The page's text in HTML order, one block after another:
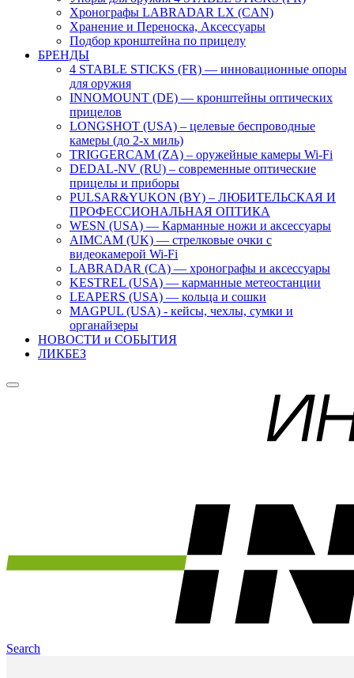
Хронографы LABRADAR LX (CAN)
Хранение и Переноска, Аксессуары
Подбор кронштейна по прицелу
БРЕНДЫ
4 STABLE STICKS (FR) — инновационные опоры
для оружия
INNOMOUNT (DE) — кронштейны оптических
прицелов
LONGSHOT (USA) – целевые беспроводные
камеры (до 2-х миль)
TRIGGERCAM (ZA) – оружейные камеры Wi-Fi
DEDAL-NV (RU) – современные оптические
прицелы и приборы
PULSAR&YUKON (BY) – ЛЮБИТЕЛЬСКАЯ И
ПРОФЕССИОНАЛЬНАЯ ОПТИКА
WESN (USA) — Карманные ножи и аксессуары
AIMCAM (UK) — стрелковые очки с
видеокамерой Wi-Fi
LABRADAR (CA) — хронографы и аксессуары
KESTREL (USA) — карманные метеостанции
LEAPERS (USA) — кольца и сошки
MAGPUL (USA) - кейсы, чехлы, сумки и
органайзеры
НОВОСТИ и СОБЫТИЯ
ЛИКБЕЗ
Search